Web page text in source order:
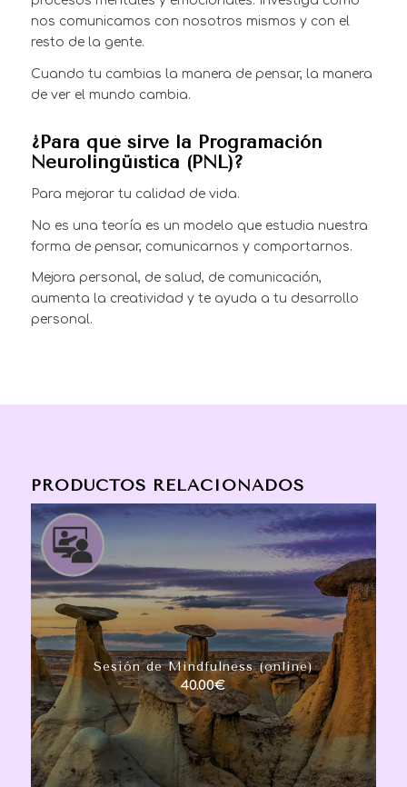
nos comunicamos con nosotros mismos y con el
resto de la gente.
Cuando tu cambias la manera de pensar, la manera
de ver el mundo cambia.
¿Para qué sirve la Programación
Neurolingüística (PNL)?
Para mejorar tu calidad de vida.
No es una teoría es un modelo que estudia nuestra
forma de pensar, comunicarnos y comportarnos.
Mejora personal, de salud, de comunicación,
aumenta la creatividad y te ayuda a tu desarrollo
personal.
PRODUCTOS RELACIONADOS
Sesión de Mindfulness (online)
40.00€